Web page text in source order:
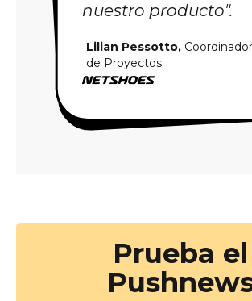
nuestro producto".
Lilian Pessotto,
de Proyectos
Prueba el